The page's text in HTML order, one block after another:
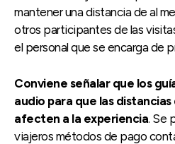
mantener una distancia de al
otros participantes de las
el personal que se encarga de
Conviene señalar que los
audio para que las
afecten a la experiencia. Se
viajeros métodos de pago